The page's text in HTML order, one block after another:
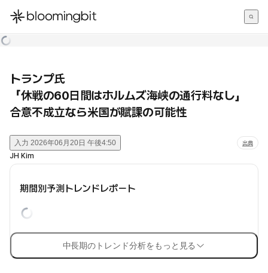
한국어
トランプ氏
「休戦の60日間はホルムズ海峡の通行料なし」
合意不成立なら米国が賦課の可能性
入力 2026年06月20日 午後4:50 出典
JH Kim
期間別予測トレンドレポート
中長期のトレンド分析をもっと見る